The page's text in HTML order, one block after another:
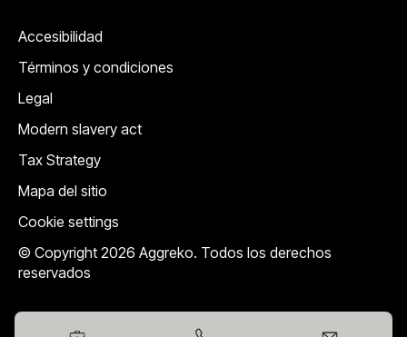
© Copyright 2026 Aggreko. Todos los derechos
reservados
Accesibilidad
Términos y condiciones
Legal
Modern slavery act
Tax Strategy
Mapa del sitio
Cookie settings